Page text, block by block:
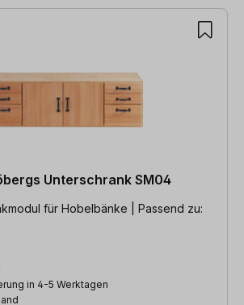
Unterschrank SM04
für Hobelbänke | Passend zu:
in 4-5 Werktagen